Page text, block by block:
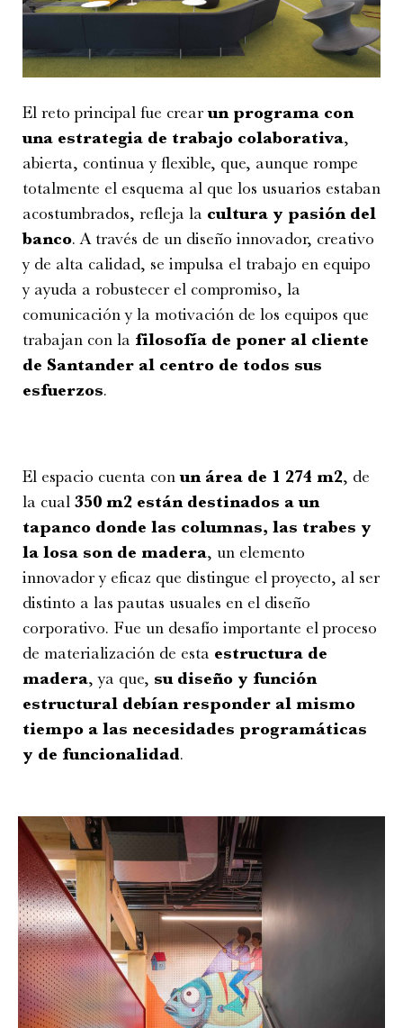
El reto principal fue crearun programa con
una estrategia de trabajo colaborativa,
abierta, continua y flexible, que, aunque rompe
totalmente el esquema al que los usuarios estaban
acostumbrados, refleja la cultura y pasión del
banco. A través de un diseño innovador, creativo
y de alta calidad, se impulsa el trabajo en equipo
y ayuda a robustecer el compromiso, la
comunicación y la motivación de los equipos que
trabajan con la filosofía de poner al cliente
de Santander al centro de todos sus
esfuerzos.
El espacio cuenta conun área de 1 274 m2, de
la cual 350 m2 están destinados a un
tapanco donde las columnas, las trabes y
la losa son de madera, un elemento
innovador y eficaz que distingue el proyecto, al ser
distinto a las pautas usuales en el diseño
corporativo. Fue un desafío importante el proceso
de materialización de esta estructura de
madera, ya que, su diseño y función
estructural debían responder al mismo
tiempo a las necesidades programáticas
y de funcionalidad.